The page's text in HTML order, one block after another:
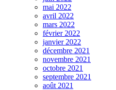
mai 2022
avril 2022
mars 2022
février 2022
janvier 2022
décembre 2021
novembre 2021
octobre 2021
septembre 2021
août 2021